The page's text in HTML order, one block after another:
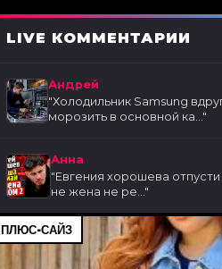
LIVE КОММЕНТАРИИ
Андрей
"Холодильник Samsung
морозить в основной ка..."
Анна
"Евгения хорошева
не жена не ре..."
ПЛЮС-САЙЗ